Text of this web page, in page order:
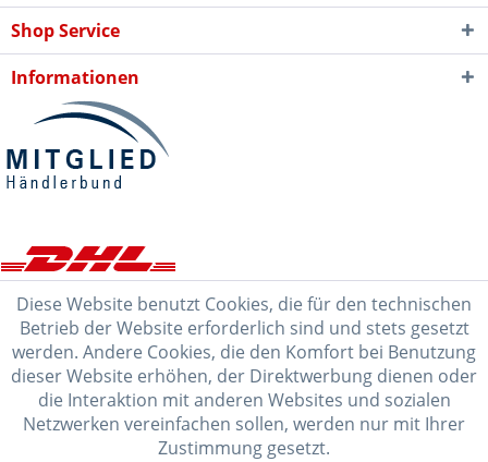
Shop Service
Informationen
Diese Website benutzt Cookies, die für den technischen
Betrieb der Website erforderlich sind und stets gesetzt
werden. Andere Cookies, die den Komfort bei Benutzung
dieser Website erhöhen, der Direktwerbung dienen oder
die Interaktion mit anderen Websites und sozialen
Netzwerken vereinfachen sollen, werden nur mit Ihrer
Zustimmung gesetzt.